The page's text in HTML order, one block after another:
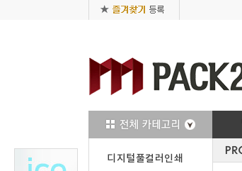
디지털풀컬러인쇄